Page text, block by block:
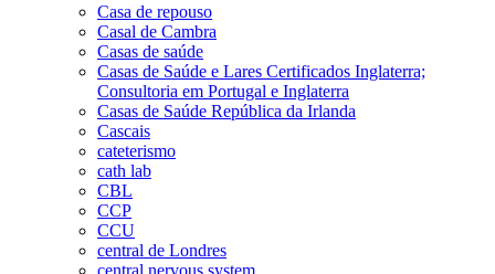
Casa de repouso
Casal de Cambra
Casas de saúde
Casas de Saúde e Lares Certificados Inglaterra;
Consultoria em Portugal e Inglaterra
Casas de Saúde República da Irlanda
Cascais
cateterismo
cath lab
CBL
CCP
CCU
central de Londres
central nervous system